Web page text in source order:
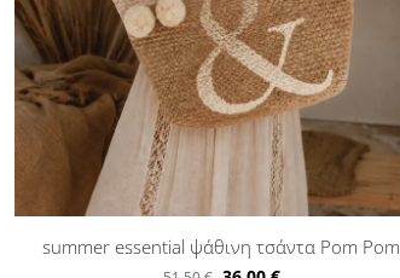
summer essential ψάθινη τσάντα Pom Pom